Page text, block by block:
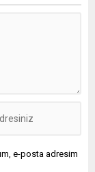
e-posta adresim